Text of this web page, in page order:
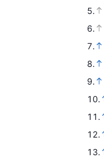
5.
6.
7.
8.
9.
10.
11.
12.
13.